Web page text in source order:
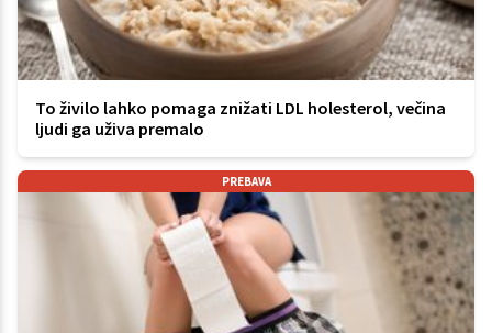
To živilo lahko pomaga znižati LDL holesterol, večina
ljudi ga uživa premalo
PREBAVA